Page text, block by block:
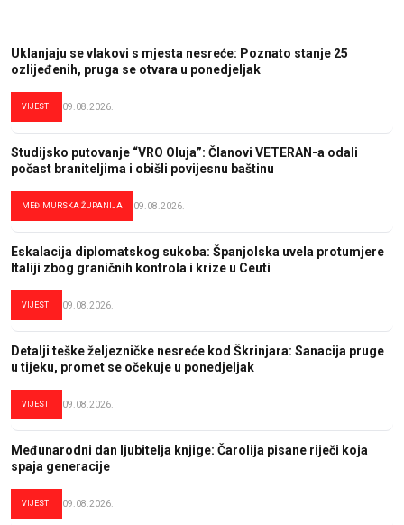
Uklanjaju se vlakovi s mjesta nesreće: Poznato stanje 25
ozlijeđenih, pruga se otvara u ponedjeljak
VIJESTI 09.08.2026.
Studijsko putovanje “VRO Oluja”: Članovi VETERAN-a odali
počast braniteljima i obišli povijesnu baštinu
MEĐIMURSKA ŽUPANIJA 09.08.2026.
Eskalacija diplomatskog sukoba: Španjolska uvela protumjere
Italiji zbog graničnih kontrola i krize u Ceuti
VIJESTI 09.08.2026.
Detalji teške željezničke nesreće kod Škrinjara: Sanacija pruge
u tijeku, promet se očekuje u ponedjeljak
VIJESTI 09.08.2026.
Međunarodni dan ljubitelja knjige: Čarolija pisane riječi koja
spaja generacije
VIJESTI 09.08.2026.